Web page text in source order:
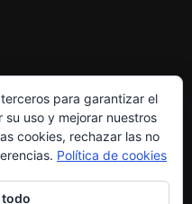
para garantizar el
uso y mejorar nuestros
cookies, rechazar las no
Política de cookies